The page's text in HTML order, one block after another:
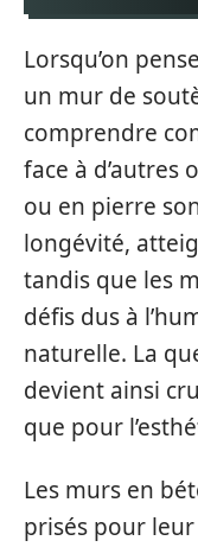
Lorsqu’on
un mur de
comprendre
face à d’autres
ou en pierre
longévité,
tandis que les
défis dus à
naturelle. La
devient ainsi
que pour
Les murs en
prisés pour